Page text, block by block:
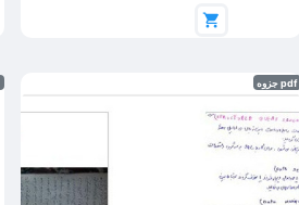
pdf جزوه